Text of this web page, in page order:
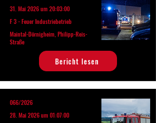
31. Mai 2026 um 20:03:00
F 3 - Feuer Industriebetrieb
Maintal-Dörnigheim, Philipp-Reis-
Straße
Bericht lesen
066/2026
28. Mai 2026 um 01:07:00